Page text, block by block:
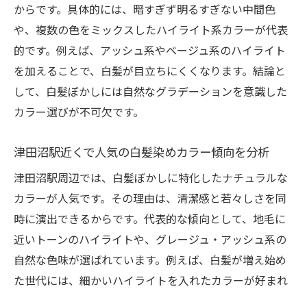
からです。具体的には、暗すぎず明るすぎない中間色
や、複数の色をミックスしたハイライト系カラーが代表
的です。例えば、アッシュ系やベージュ系のハイライト
を加えることで、白髪が目立ちにくくなります。結論と
して、白髪ぼかしには自然なグラデーションを意識した
カラー選びが不可欠です。
津田沼駅近くで人気の白髪染めカラー傾向を分析
津田沼駅周辺では、白髪ぼかしに特化したナチュラルな
カラーが人気です。その理由は、清潔感と若々しさを同
時に演出できるからです。代表的な傾向として、地毛に
近いトーンのハイライトや、グレージュ・アッシュ系の
自然な色味が選ばれています。例えば、白髪が増え始め
た世代には、細かいハイライトを入れたカラーが好まれ